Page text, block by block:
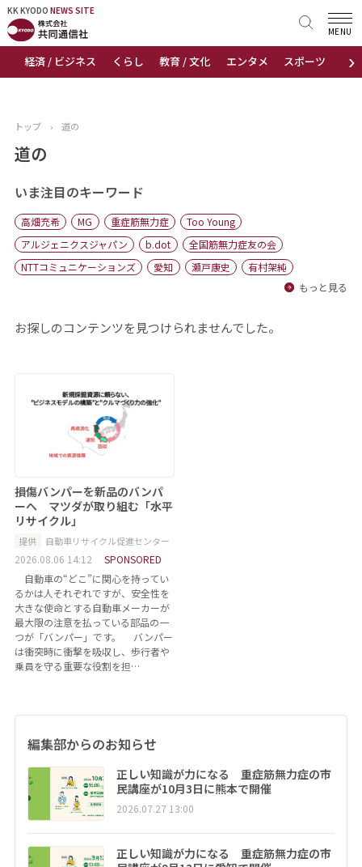
KK KYODO NEWS SITE
›
経済 / ビジネス くらし 教育 / 文化 エンタメ スポーツ 地域
MENU
KK KYODONEWS SITE
トップページ
ニュース
おすすめコンテンツ
出版物
会社概要
トップ › 道の
道の
いま注目のキーワード
高畑充希 MG 重症筋無力症
Too Young
アルジェニクスジャパン
b.dot
全国筋無力症友の会
NTTコミュニケーションズ
愛知 瀬戸康史
有村架純
もっと見る
お探しのコンテンツを見つけられませんでした。
損傷バンパーを新品のバンパ
ーへ マツダが取り組む「水平
リサイクル」
提供 自動車リサイクル促進センター
2026.08.06 14:12
SPONSORED
自動車の“どこ”に関心を持ってい
るかは人それぞれですが、安全性を
大きな使命とする自動車メーカーが
最大限の注意を払っている部品の一
つが「バンパー」です。 バンパー
は衝突時に衝撃を吸収し、歩行者や
乗員を守る重要な役割を担…
編集部からのお知らせ
正しい知識が力になる 重症筋無力症の市
民講座が10月3日に熊本で開催
2026.07.27 13:00
正しい知識が力になる 重症筋無力症の市